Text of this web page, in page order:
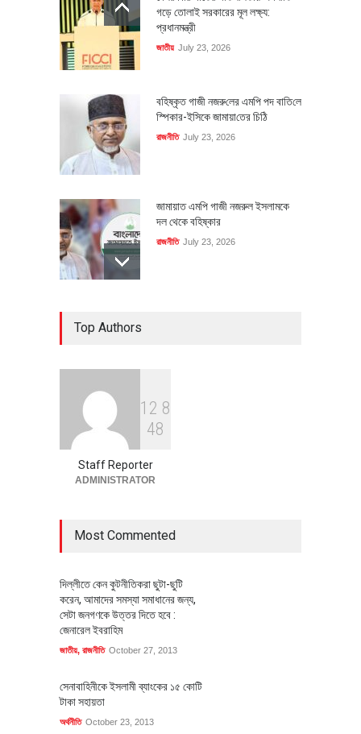
গড়ে তোলাই সরকারের মূল লক্ষ্য:
প্রধানমন্ত্রী
জাতীয় July 23, 2026
বহিষ্কৃত গাজী নজরু‌লের এম‌পি পদ বা‌তি‌লে
স্পিকার-ইসিকে জামায়া‌তের চি‌ঠি
রাজনীতি July 23, 2026
জামায়াত এমপি গাজী নজরুল ইসলামকে
দল থেকে বহিষ্কার
রাজনীতি July 23, 2026
বৈশ্বিক প্রতিযোগিতা সক্ষমতা বাড়াতে
পোশাক শিল্পে নতুন উদ্যোগ
Top Authors
1 2 8
48
Staff Reporter
ADMINISTRATOR
Most Commented
দিল্লীতে কেন কুটনীতিকরা ছুটা-ছুটি
করেন, আমাদের সমস্যা সমাধানের জন্য,
সেটা জনগণকে উত্তর দিতে হবে :
জেনারেল ইবরাহিম
জাতীয়, রাজনীতি October 27, 2013
সেনাবাহিনীকে ইসলামী ব্যাংকের ১৫ কোটি
টাকা সহায়তা
অর্থনীতি October 23, 2013